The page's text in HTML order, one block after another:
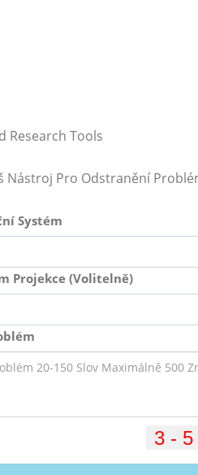
Research Tools
Nástroj Pro Odstranění
Systém
Projekce (Volitelně)